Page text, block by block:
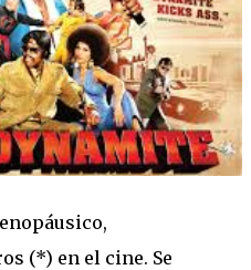
(*) en el cine. Se